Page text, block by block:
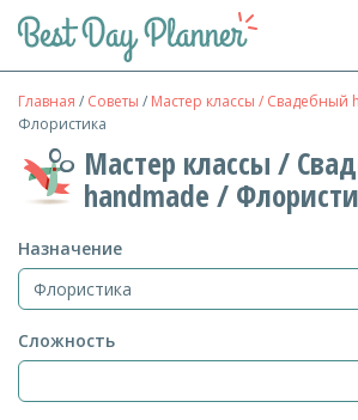
Главная / Советы / Мастер классы / Свадебный
Флористика
Мастер классы /
handmade /
Назначение
Сложность